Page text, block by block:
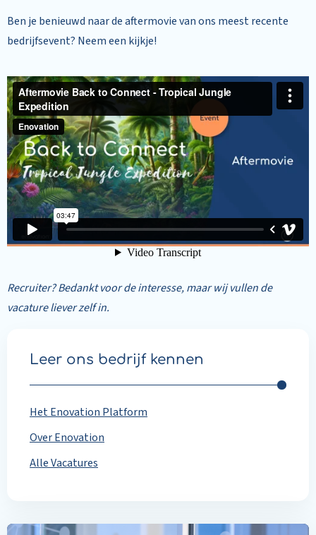
Ben je benieuwd naar de aftermovie van ons meest recente
bedrijfsevent? Neem een kijkje!
Recruiter? Bedankt voor de interesse, maar wij vullen de
vacature liever zelf in.
Leer ons bedrijf kennen
Het Enovation Platform
Over Enovation
Alle Vacatures